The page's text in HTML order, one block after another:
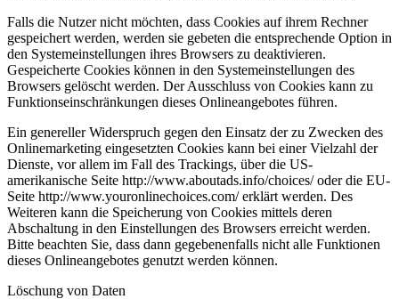
Falls die Nutzer nicht möchten, dass Cookies auf ihrem Rechner
gespeichert werden, werden sie gebeten die entsprechende Option in
den Systemeinstellungen ihres Browsers zu deaktivieren.
Gespeicherte Cookies können in den Systemeinstellungen des
Browsers gelöscht werden. Der Ausschluss von Cookies kann zu
Funktionseinschränkungen dieses Onlineangebotes führen.
Ein genereller Widerspruch gegen den Einsatz der zu Zwecken des
Onlinemarketing eingesetzten Cookies kann bei einer Vielzahl der
Dienste, vor allem im Fall des Trackings, über die US-
amerikanische Seite http://www.aboutads.info/choices/ oder die EU-
Seite http://www.youronlinechoices.com/ erklärt werden. Des
Weiteren kann die Speicherung von Cookies mittels deren
Abschaltung in den Einstellungen des Browsers erreicht werden.
Bitte beachten Sie, dass dann gegebenenfalls nicht alle Funktionen
dieses Onlineangebotes genutzt werden können.
Löschung von Daten